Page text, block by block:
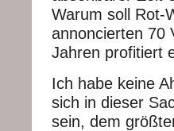
Warum soll Rot-
annoncierten 70
Jahren profitiert
Ich habe keine
sich in dieser
sein, dem